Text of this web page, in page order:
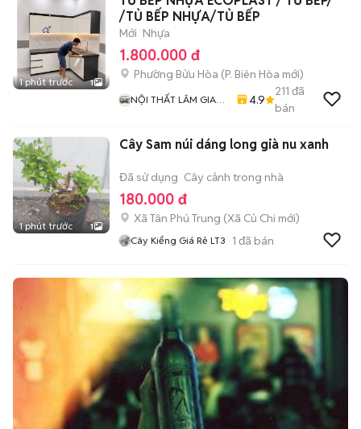
1 phút trước 1
/TỦ BẾP NHỰA/TỦ BẾP
Mới Nhựa
1.800.000 đ
Phường Bửu Hòa (P. Biên Hòa mới)
NỘI THẤT LÂM GIA
4.9
211 đã
bán
1 phút trước 1
Cây Sam núi dáng long già nu xanh
Đã sử dụng Cây cảnh trong nhà
180.000 đ
Xã Tân Phú Trung (Xã Củ Chi mới)
Cây Kiểng Giá Rẻ LT3 1 đã bán